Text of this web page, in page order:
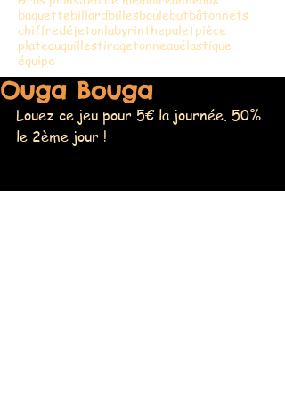
baguettebillardbillesboulebutbâtonnets
chiffredéjetonlabyrinthepaletpièce
plateauquillestiragetonneauélastique
équipe
Ouga Bouga
Louez ce jeu pour 5€ la journée. 50%
le 2ème jour !